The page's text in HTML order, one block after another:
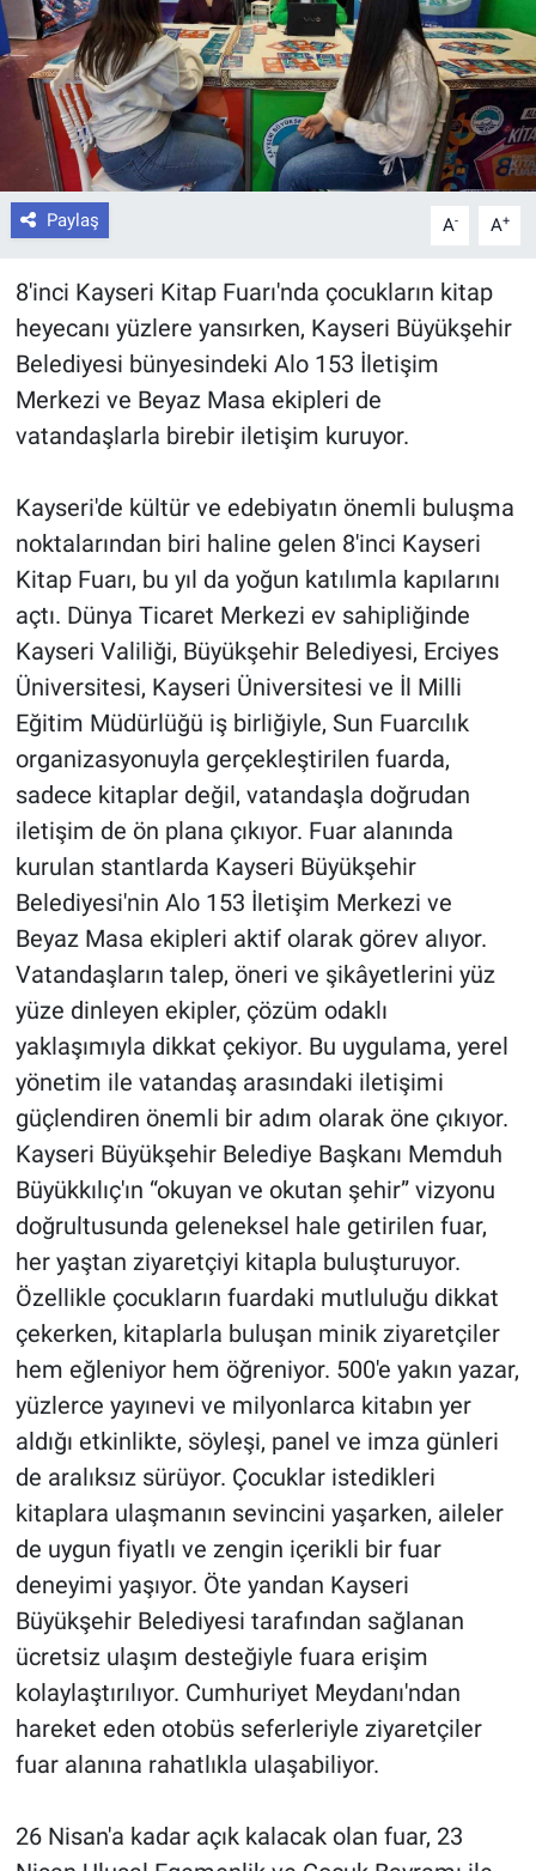
Paylaş A- A+
8'inci Kayseri Kitap Fuarı'nda çocukların kitap
heyecanı yüzlere yansırken, Kayseri Büyükşehir
Belediyesi bünyesindeki Alo 153 İletişim
Merkezi ve Beyaz Masa ekipleri de
vatandaşlarla birebir iletişim kuruyor.
Kayseri'de kültür ve edebiyatın önemli buluşma
noktalarından biri haline gelen 8'inci Kayseri
Kitap Fuarı, bu yıl da yoğun katılımla kapılarını
açtı. Dünya Ticaret Merkezi ev sahipliğinde
Kayseri Valiliği, Büyükşehir Belediyesi, Erciyes
Üniversitesi, Kayseri Üniversitesi ve İl Milli
Eğitim Müdürlüğü iş birliğiyle, Sun Fuarcılık
organizasyonuyla gerçekleştirilen fuarda,
sadece kitaplar değil, vatandaşla doğrudan
iletişim de ön plana çıkıyor. Fuar alanında
kurulan stantlarda Kayseri Büyükşehir
Belediyesi'nin Alo 153 İletişim Merkezi ve
Beyaz Masa ekipleri aktif olarak görev alıyor.
Vatandaşların talep, öneri ve şikâyetlerini yüz
yüze dinleyen ekipler, çözüm odaklı
yaklaşımıyla dikkat çekiyor. Bu uygulama, yerel
yönetim ile vatandaş arasındaki iletişimi
güçlendiren önemli bir adım olarak öne çıkıyor.
Kayseri Büyükşehir Belediye Başkanı Memduh
Büyükkılıç'ın “okuyan ve okutan şehir” vizyonu
doğrultusunda geleneksel hale getirilen fuar,
her yaştan ziyaretçiyi kitapla buluşturuyor.
Özellikle çocukların fuardaki mutluluğu dikkat
çekerken, kitaplarla buluşan minik ziyaretçiler
hem eğleniyor hem öğreniyor. 500'e yakın yazar,
yüzlerce yayınevi ve milyonlarca kitabın yer
aldığı etkinlikte, söyleşi, panel ve imza günleri
de aralıksız sürüyor. Çocuklar istedikleri
kitaplara ulaşmanın sevincini yaşarken, aileler
de uygun fiyatlı ve zengin içerikli bir fuar
deneyimi yaşıyor. Öte yandan Kayseri
Büyükşehir Belediyesi tarafından sağlanan
ücretsiz ulaşım desteğiyle fuara erişim
kolaylaştırılıyor. Cumhuriyet Meydanı'ndan
hareket eden otobüs seferleriyle ziyaretçiler
fuar alanına rahatlıkla ulaşabiliyor.
26 Nisan'a kadar açık kalacak olan fuar, 23